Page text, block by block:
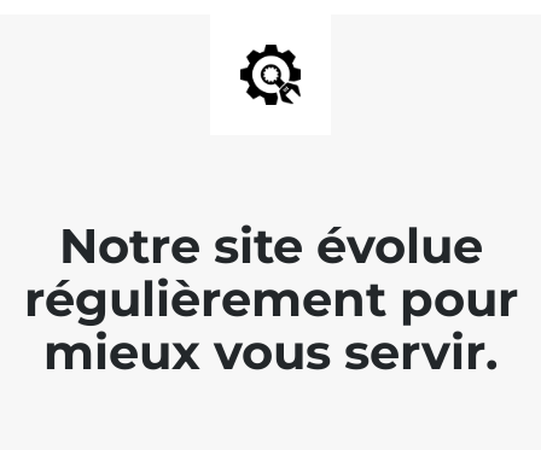
Notre site évolue
régulièrement pour
mieux vous servir.